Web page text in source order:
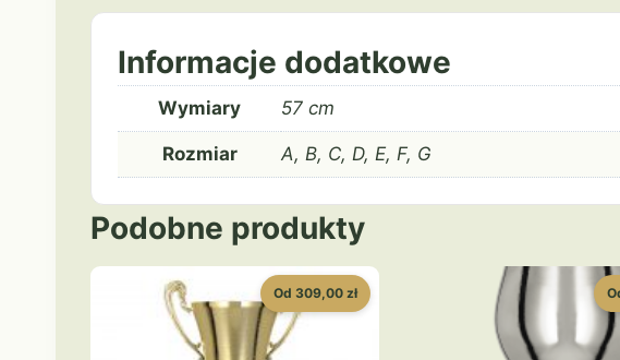
Informacje dodatkowe
Wymiary 57 cm
Rozmiar A, B, C, D, E, F, G
Podobne produkty
Od 309,00 zł